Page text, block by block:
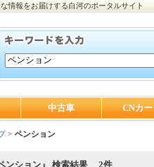
情報をお届けする白河のポータルサイト
中古車 CNカ
> ペンション
ペンション』 検索結果 2件